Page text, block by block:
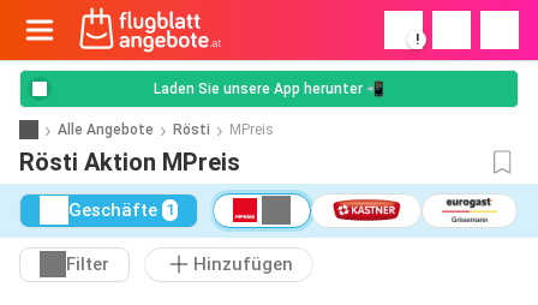
!
Laden Sie unsere App herunter 📲
Alle Angebote Rösti MPreis
Rösti Aktion MPreis
Geschäfte 1
Filter Hinzufügen